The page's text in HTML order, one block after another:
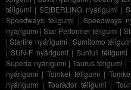
téligumi |SEIBERLING nyárigumi |
Speedways téligumi |Speedways
nyárigumi |Star Performer téligumi |
|Starfire nyárigumi |Sumitomo
|SUN-F nyárigumi | Sunfull téligumi
Superia nyárigumi |Taurus téligumi |
nyárigumi |Tomket téligumi |
nyárigumi |Tourador téligumi |